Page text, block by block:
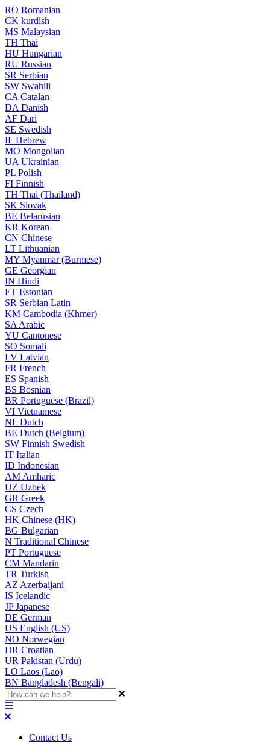
RO Romanian
CK kurdish
MS Malaysian
TH Thai
HU Hungarian
RU Russian
SR Serbian
SW Swahili
CA Catalan
DA Danish
AF Dari
SE Swedish
IL Hebrew
MO Mongolian
UA Ukrainian
PL Polish
FI Finnish
TH Thai (Thailand)
SK Slovak
BE Belarusian
KR Korean
CN Chinese
LT Lithuanian
MY Myanmar (Burmese)
GE Georgian
IN Hindi
ET Estonian
SR Serbian Latin
KM Cambodia (Khmer)
SA Arabic
YU Cantonese
SO Somali
LV Latvian
FR French
ES Spanish
BS Bosnian
BR Portuguese (Brazil)
VI Vietnamese
NL Dutch
BE Dutch (Belgium)
SW Finnish Swedish
IT Italian
ID Indonesian
AM Amharic
UZ Uzbek
GR Greek
CS Czech
HK Chinese (HK)
BG Bulgarian
N Traditional Chinese
PT Portuguese
CM Mandarin
TR Turkish
AZ Azerbaijani
IS Icelandic
JPJapanese
DE German
US English (US)
NO Norwegian
HR Croatian
UR Pakistan (Urdu)
LO Laos (Lao)
BN Bangladesh (Bengali)
Contact Us